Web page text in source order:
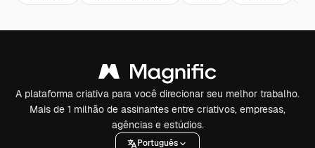
A plataforma criativa para você direcionar seu melhor trabalho.
Mais de 1 milhão de assinantes entre criativos, empresas,
agências e estúdios.
Português